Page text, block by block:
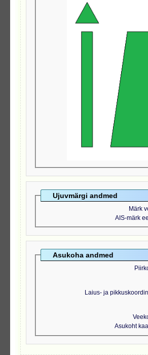
Ujuvmärgi andmed
Märk
AIS-märk
Asukoha andmed
Laius- ja
Asukoht